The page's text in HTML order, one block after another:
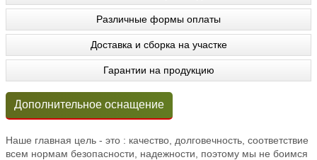
Различные формы оплаты
Доставка и сборка на участке
Гарантии на продукцию
Дополнительное оснащение
Наше главная цель - это : качество, долговечность, соответствие
всем нормам безопасности, надежности, поэтому мы не боимся